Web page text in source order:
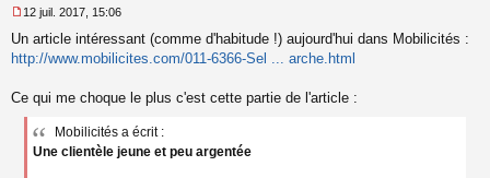
e
s
g
12 juil. 2017, 15:06
Un article intéressant (comme d'habitude !) aujourd'hui dans Mobilicités :
http://www.mobilicites.com/011-6366-Sel ... arche.html
Ce qui me choque le plus c'est cette partie de l'article :
Mobilicités a écrit :
Une clientèle jeune et peu argentée